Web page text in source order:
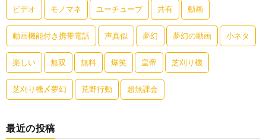
ビデオ モノマネ ユーチューブ 共有 動画
動画機能付き携帯電話 声真似 夢幻 夢幻の動画 小ネタ
楽しい 無双 無料 爆笑 皇帝 芝刈り機
芝刈り機〆夢幻 荒野行動 超無課金
最近の投稿